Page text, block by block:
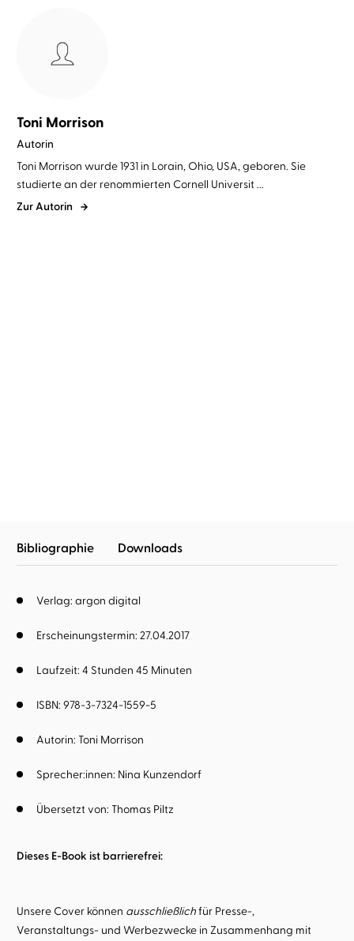
Toni Morrison
Autorin
Toni Morrison wurde 1931 in Lorain, Ohio, USA, geboren. Sie
studierte an der renommierten Cornell Universit ...
Zur Autorin
Bibliographie Downloads
Verlag: argon digital
Übersetzt von: Thomas Piltz
Erscheinungstermin: 27.04.2017
Laufzeit: 4 Stunden 45 Minuten
ISBN: 978-3-7324-1559-5
Autorin: Toni Morrison
Sprecher:innen: Nina Kunzendorf
Dieses E-Book ist barrierefrei:
Unsere Cover können ausschließlichfür Presse-,
Veranstaltungs- und Werbezwecke in Zusammenhang mit